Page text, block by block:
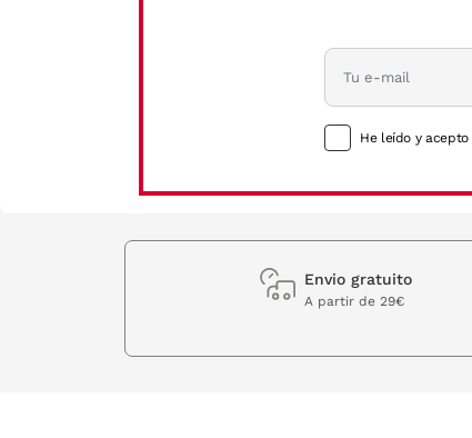
He leído y
Envio gratuito
A partir de 29€